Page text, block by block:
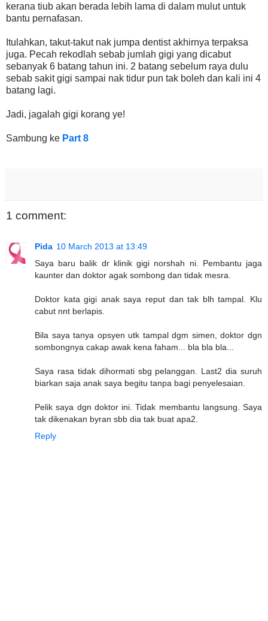
kerana tiub akan berada lebih lama di dalam mulut untuk
bantu pernafasan.
Itulahkan, takut-takut nak jumpa dentist akhirnya terpaksa
juga. Pecah rekodlah sebab jumlah gigi yang dicabut
sebanyak 6 batang tahun ini. 2 batang sebelum raya dulu
sebab sakit gigi sampai nak tidur pun tak boleh dan kali ini 4
batang lagi.
Jadi, jagalah gigi korang ye!
Sambung ke Part 8
1 comment:
Pida 10 March 2013 at 13:49
Saya baru balik dr klinik gigi norshah ni. Pembantu jaga
kaunter dan doktor agak sombong dan tidak mesra.
Doktor kata gigi anak saya reput dan tak blh tampal. Klu
cabut nnt berlapis.
Bila saya tanya opsyen utk tampal dgm simen, doktor dgn
sombongnya cakap awak kena faham... bla bla bla...
Saya rasa tidak dihormati sbg pelanggan. Last2 dia suruh
biarkan saja anak saya begitu tanpa bagi penyelesaian.
Pelik saya dgn doktor ini. Tidak membantu langsung. Saya
tak dikenakan byran sbb dia tak buat apa2.
Reply